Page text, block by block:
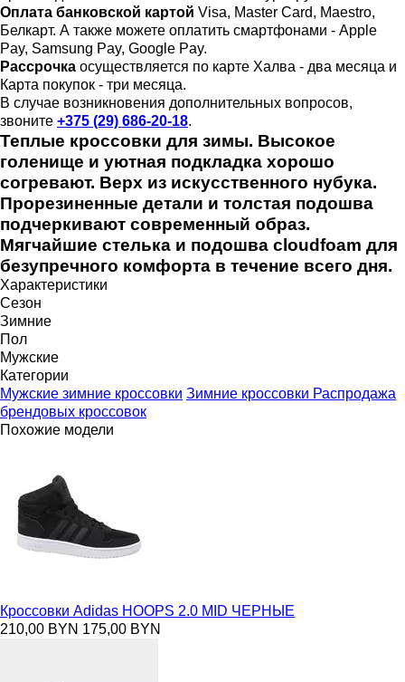
Оплата банковской картой Visa, Master Card, Maestro,
Белкарт. А также можете оплатить смартфонами - Apple
Pay, Samsung Pay, Google Pay.
Рассрочка осуществляется по карте Халва - два месяца и
Карта покупок - три месяца.
В случае возникновения дополнительных вопросов,
звоните +375 (29) 686-20-18.
Теплые кроссовки для зимы. Высокое
голенище и уютная подкладка хорошо
согревают. Верх из искусственного нубука.
Прорезиненные детали и толстая подошва
подчеркивают современный образ.
Мягчайшие стелька и подошва cloudfoam для
безупречного комфорта в течение всего дня.
Характеристики
Сезон
Зимние
Пол
Мужские
Категории
Мужские зимние кроссовки Зимние кроссовки Распродажа
брендовых кроссовок
Похожие модели
Кроссовки Adidas HOOPS 2.0 MID ЧЕРНЫЕ
210,00 BYN 175,00 BYN